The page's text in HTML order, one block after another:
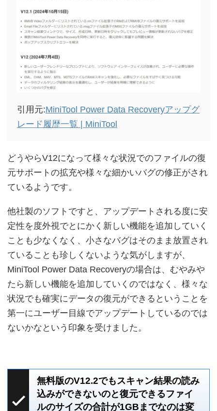
引用元:MiniTool Power Data Recoveryアップグ
レード履歴一覧 | MiniTool
どうやらV12になって様々な状況でのファイルの復
元サポートの拡充や様々な細かいバグの修正がされ
ているようです。
他社製のソフトですと、アップデートされる度に安
定性を度外視でとにかく新しい機能を追加していく
ことも少なくなく、小さなバグはそのまま放置され
ていることも珍しくないような気がしますが、
MiniTool Power Data Recoveryの場合は、むやみや
たら新しい機能を追加していくのではなく、様々な
状況でも確実にデータの復元ができるということを
第一にユーザー目線でアップデートしているのでは
ないかなという印象を受けました。
無料版のV12.2でもスキャン結果の読み
込みができないのと復元できるファイ
ルのサイズの合計が1GBまでなのは変